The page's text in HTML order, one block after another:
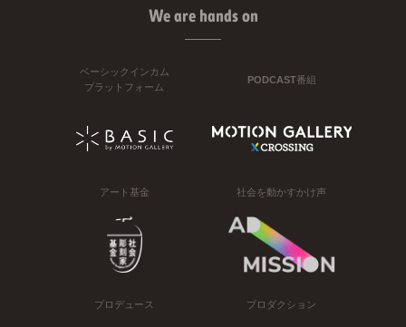
We are hands on
ベーシックインカム
プラットフォーム
PODCAST番組
アート基金 社会を動かすかけ声
プロデュース プロダクション